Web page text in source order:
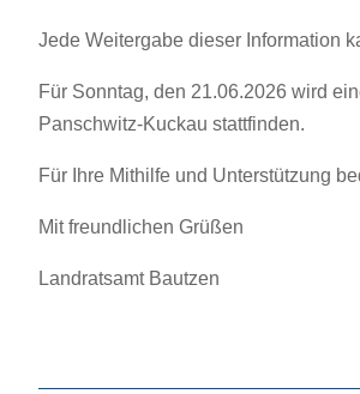
Jede Weitergabe dieser Information
Für Sonntag, den 21.06.2026 wird
Panschwitz-Kuckau stattfinden.
Für Ihre Mithilfe und Unterstützung
Mit freundlichen Grüßen
Landratsamt Bautzen